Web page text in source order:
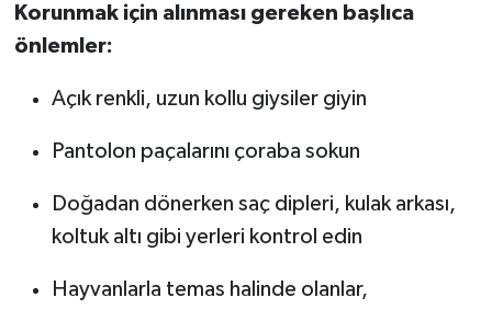
Korunmak için alınması gereken başlıca
önlemler:
Açık renkli, uzun kollu giysiler giyin
Pantolon paçalarını çoraba sokun
Doğadan dönerken saç dipleri, kulak arkası,
koltuk altı gibi yerleri kontrol edin
Hayvanlarla temas halinde olanlar,